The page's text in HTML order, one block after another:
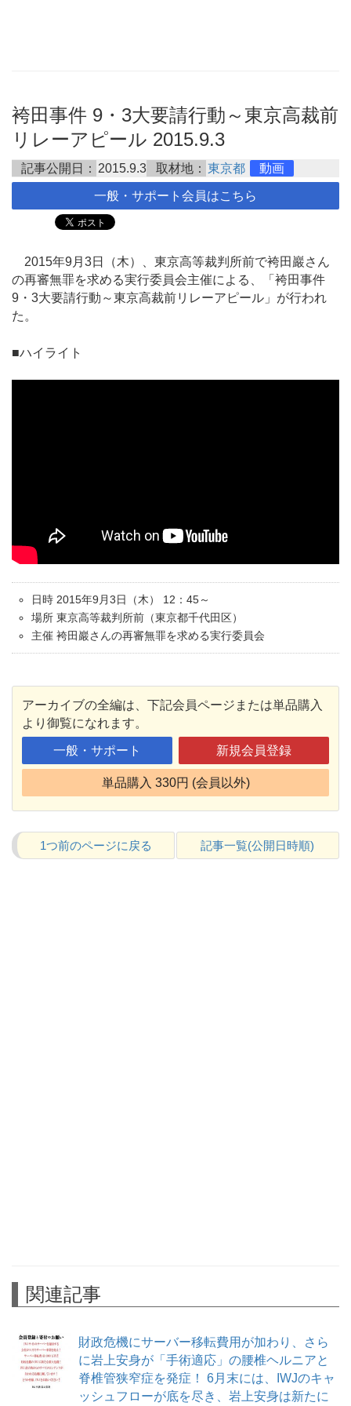
袴田事件 9・3大要請行動～東京高裁前
リレーアピール 2015.9.3
記事公開日： 2015.9.3 取材地： 東京都 動画
一般・サポート会員はこちら
2015年9月3日（木）、東京高等裁判所前で袴田巖さん
の再審無罪を求める実行委員会主催による、「袴田事件
9・3大要請行動～東京高裁前リレーアピール」が行われ
た。
■ハイライト
日時 2015年9月3日（木） 12：45～
場所 東京高等裁判所前（東京都千代田区）
主催 袴田巖さんの再審無罪を求める実行委員会
アーカイブの全編は、下記会員ページまたは単品購入
より御覧になれます。
一般・サポート 新規会員登録
単品購入 330円 (会員以外)
1つ前のページに戻る 記事一覧(公開日時順)
関連記事
財政危機にサーバー移転費用が加わり、さら
に岩上安身が「手術適応」の腰椎ヘルニアと
脊椎管狭窄症を発症！ 6月末には、IWJのキャ
ッシュフローが底を尽き、岩上安身は新たに